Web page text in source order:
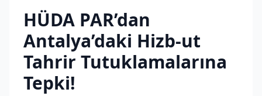
HÜDA PAR’dan
Antalya’daki Hizb-ut
Tahrir Tutuklamalarına
Tepki!